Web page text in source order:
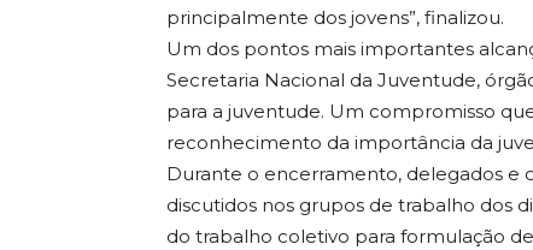
principalmente dos jovens”, finalizou.
Um dos pontos mais importantes
Secretaria Nacional da Juventude,
para a juventude. Um compromisso
reconhecimento da importância da
Durante o encerramento, delegados e
discutidos nos grupos de trabalho dos
do trabalho coletivo para formulação